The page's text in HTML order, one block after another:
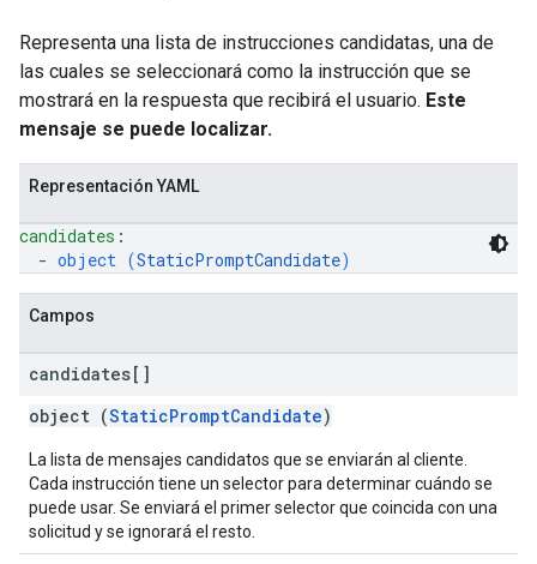
Representa una lista de instrucciones candidatas, una de
las cuales se seleccionará como la instrucción que se
mostrará en la respuesta que recibirá el usuario. Este
mensaje se puede localizar.
Representación YAML
candidates :
  -
object (StaticPromptCandidate)
Campos
candidates[]
object (StaticPromptCandidate)
La lista de mensajes candidatos que se enviarán al cliente.
Cada instrucción tiene un selector para determinar cuándo se
puede usar. Se enviará el primer selector que coincida con una
solicitud y se ignorará el resto.